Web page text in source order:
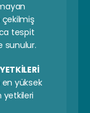
tespit
sunulur.
yüksek
yetkileri